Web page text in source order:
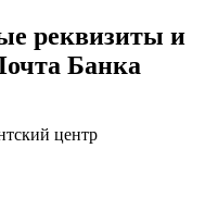
реквизиты и
Банка
центр